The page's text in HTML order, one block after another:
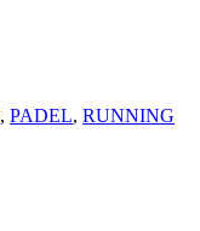
, PADEL, RUNNING